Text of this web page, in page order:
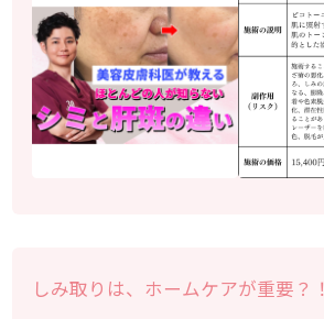
しみ取りは、ホームケアが重要？！